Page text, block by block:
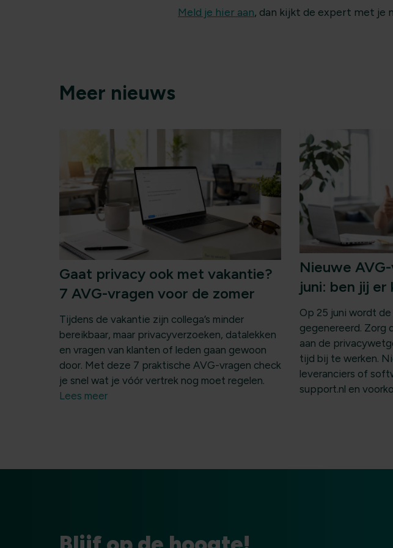
Meld je hier aan, dan kijkt de expert met je
Meer nieuws
Gaat privacy ook met vakantie?
7 AVG-vragen voor de zomer
Tijdens de vakantie zijn collega’s minder
bereikbaar, maar privacyverzoeken, datalekken
en vragen van klanten of leden gaan gewoon
door. Met deze 7 praktische AVG-vragen check
je snel wat je vóór vertrek nog moet regelen.
Lees meer
Nieuwe
juni: ben jij er
Op 25 juni wordt
gegenereerd. Zorg
aan de
tijd bij te werken.
leveranciers of
support.nl en